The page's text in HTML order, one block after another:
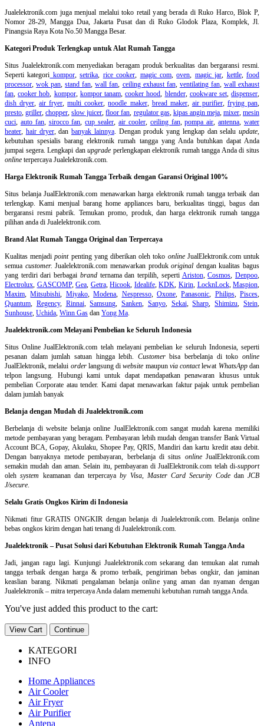
Jualelektronik.com juga menjual melalui toko retail yang berada di Ruko Harco, Blok P,
Nomor 28-29, Mangga Dua, Jakarta Pusat dan di Ruko Glodok Plaza, Komplek, Jl.
Pinangsia Raya Kota No.50 Mangga Besar.
Kategori Produk Terlengkap untuk Alat Rumah Tangga
Situs Jualelektronik.com menyediakan beragam produk berkualitas dan bergaransi resmi.
Seperti kategori kompor,setrika, rice cooker, magic com,oven, magic jar, kettle,food
processor,wok pan,stand fan,wall fan, ceiling exhaust fan, ventilating fan, wall exhaust
fan,cooker hob, kompor, kompor tanam,cooker hood, blender, cookware set,dispenser,
dish dryer,air fryer,multi cooker,noodle maker, bread maker, air purifier, frying pan,
presto,griller,chopper,slow juicer,floor fan, regulator gas, kipas angin meja, mixer,mesin
cuci, auto fan, sirocco fan,cup sealer,air cooler, ceiling fan,pompa air,antenna,water
heater, hair dryer, dan banyak lainnya. Dengan produk yang lengkap dan selalu update,
kebutuhan spesialis barang elektronik rumah tangga yang Anda butuhkan dapat Anda
jumpai segera. Lengkapi danupgrade perlengkapan elektronik rumah tangga Anda di situs
online terpercaya Jualelektronik.com.
Harga Elektronik Rumah Tangga Terbaik dengan Garansi Original 100%
Situs belanjaJualElektronik.com menawarkan harga elektronik rumah tangga terbaik dan
terlengkap. Kami menjual barang home appliances baru, berkualitas tinggi, bagus dan
bergaransi resmi pabrik. Temukan promo, produk, dan harga elektronik rumah tangga
pilihan anda di Jualelektronik.com.
Brand Alat Rumah Tangga Original dan Terpercaya
Kualitas menjadipointpenting yang diberikan oleh toko onlineJualElektronik.com untuk
semua customer. Jualelektronik.com menawarkan produkoriginal dengan kualitas bagus
yang terdiri dari berbagai brandternama dan terpilih, seperti Ariston,Cosmos,Denpoo,
Electrolux, GASCOMP,Gea, Getra,Hicook, Idealife,KDK, Kirin, LocknLock,Maspion,
Maxim,Mitsubishi, Miyako,Modena, Nespresso, Oxone,Panasonic, Philips, Pisces,
Quantum, Regency, Rinnai,Samsung,Sanken, Sanyo, Sekai,Sharp,Shimizu,Stein,
Sunhouse, Uchida, Winn Gas dan Yong Ma.
Jualelektronik.com Melayani Pembelian ke Seluruh Indonesia
Situs Online JualElektronik.com telah melayani pembelian ke seluruh Indonesia, seperti
pesanan dalam jumlah satuan hingga lebih. Customerbisa berbelanja di tokoonline
JualElektronik, melalui orderlangsung diwebsite maupun via contactlewat WhatsAppdan
telpon langsung. Hubungi kami untuk dapat mendapatkan penawaran khusus untuk
pembelian Corporate atau tender. Kami dapat menawarkan faktur pajak untuk pembelian
dalam jumlah banyak
Belanja dengan Mudah di Jualelektronik.com
Berbelanja diwebsite belanja online JualElektronik.com sangat mudah karena memiliki
metode pembayaran yang beragam. Pembayaran lebih mudah dengan transfer Bank Virtual
Account BCA, Gopay, Akulaku, Shopee Pay, QRIS, Mandiri dan kartu kredit atau debit.
Dengan banyaknya metode pembayaran, berbelanja di situs onlineJualElektronik.com
semakin mudah dan aman. Selain itu, pembayaran di JualElektronik.com telah di-support
olehsystem keamanan dan terpercayaby Visa, Master Card Security Codedan JCB
J/secure.
Selalu Gratis Ongkos Kirim di Indonesia
Nikmati fitur GRATIS ONGKIR dengan belanja di Jualelektronik.com. Belanja online
bebas ongkos kirim dengan hati tenang di Jualelektronik.com.
Jualelektronik – Pusat Solusi dari Kebutuhan Elektronik Rumah Tangga Anda
Jadi, jangan ragu lagi. Kunjungi Jualelektronik.com sekarang dan temukan alat rumah
tangga terbaik dengan harga & promo terbaik, pengiriman bebas ongkir, dan jaminan
keaslian barang. Nikmati pengalaman belanja online yang aman dan nyaman dengan
Jualelektronik – mitra terpercaya Anda dalam memenuhi kebutuhan rumah tangga Anda.
You've just added this product to the cart:
View Cart Continue
KATEGORI
INFO
Home Appliances
Air Cooler
Air Fryer
Air Purifier
Antena